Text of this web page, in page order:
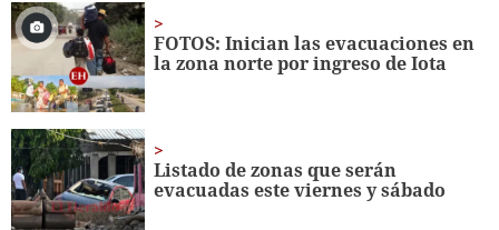
FOTOS: Inician las evacuaciones en
la zona norte por ingreso de Iota
Listado de zonas que serán
evacuadas este viernes y sábado